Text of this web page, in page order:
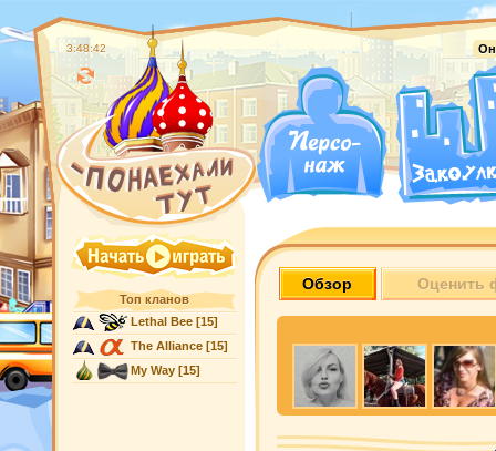
3:48:43
Топ кланов
Lethal Bee[15]
The Alliance[15]
My Way[15]
Обзор Оценить